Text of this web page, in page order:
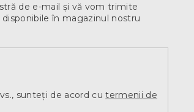
de e-mail şi vă vom trimite
în magazinul nostru
sunteți de acord cutermenii de